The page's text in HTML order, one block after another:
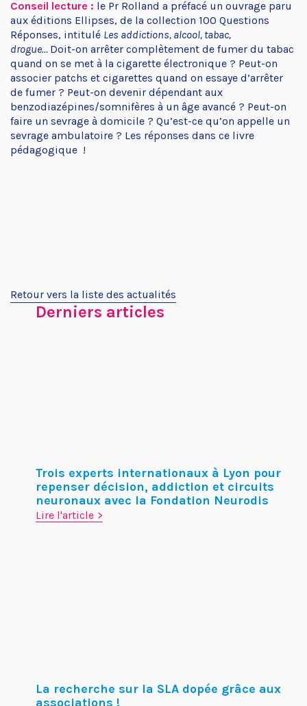
Conseil lecture : le Pr Rolland a préfacé un ouvrage paru
aux éditions Ellipses, de la collection 100 Questions
Réponses, intitulé Les addictions, alcool, tabac,
drogue… Doit-on arrêter complètement de fumer du tabac
quand on se met à la cigarette électronique ? Peut-on
associer patchs et cigarettes quand on essaye d’arrêter
de fumer ? Peut-on devenir dépendant aux
benzodiazépines/somnifères à un âge avancé ? Peut-on
faire un sevrage à domicile ? Qu’est-ce qu’on appelle un
sevrage ambulatoire ? Les réponses dans ce livre
pédagogique !
Retour vers la liste des actualités
Derniers articles
Trois experts internationaux à Lyon pour
repenser décision, addiction et circuits
neuronaux avec la Fondation Neurodis
Lire l'article
La recherche sur la SLA dopée grâce aux
associations !